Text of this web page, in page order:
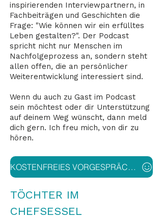
inspirierenden Interviewpartnern, in
Fachbeiträgen und Geschichten die
Frage: "Wie können wir ein erfülltes
Leben gestalten?". Der Podcast
spricht nicht nur Menschen im
Nachfolgeprozess an, sondern steht
allen offen, die an persönlicher
Weiterentwicklung interessiert sind.
Wenn du auch zu Gast im Podcast
sein möchtest oder dir Unterstützung
auf deinem Weg wünscht, dann meld
dich gern. Ich freu mich, von dir zu
hören.
KOSTENFREIES VORGESPRÄCH ANFRAGEN
TÖCHTER IM
CHEFSESSEL